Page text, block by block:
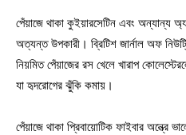
পেঁয়াজে থাকা কুইয়ারসেটিন এবং অন্যান্য
অত্যন্ত উপকারী। ব্রিটিশ জার্নাল অফ
নিয়মিত পেঁয়াজের রস খেলে খারাপ
যা হৃদরোগের ঝুঁকি কমায়।
পেঁয়াজে থাকা প্রিবায়োটিক ফাইবার অন্ত্রে